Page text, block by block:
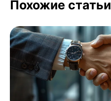
Похожие статьи